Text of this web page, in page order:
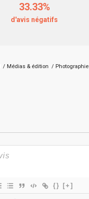
33.33%
d'avis négatifs
/ Médias & édition / Photographie
{} [+]